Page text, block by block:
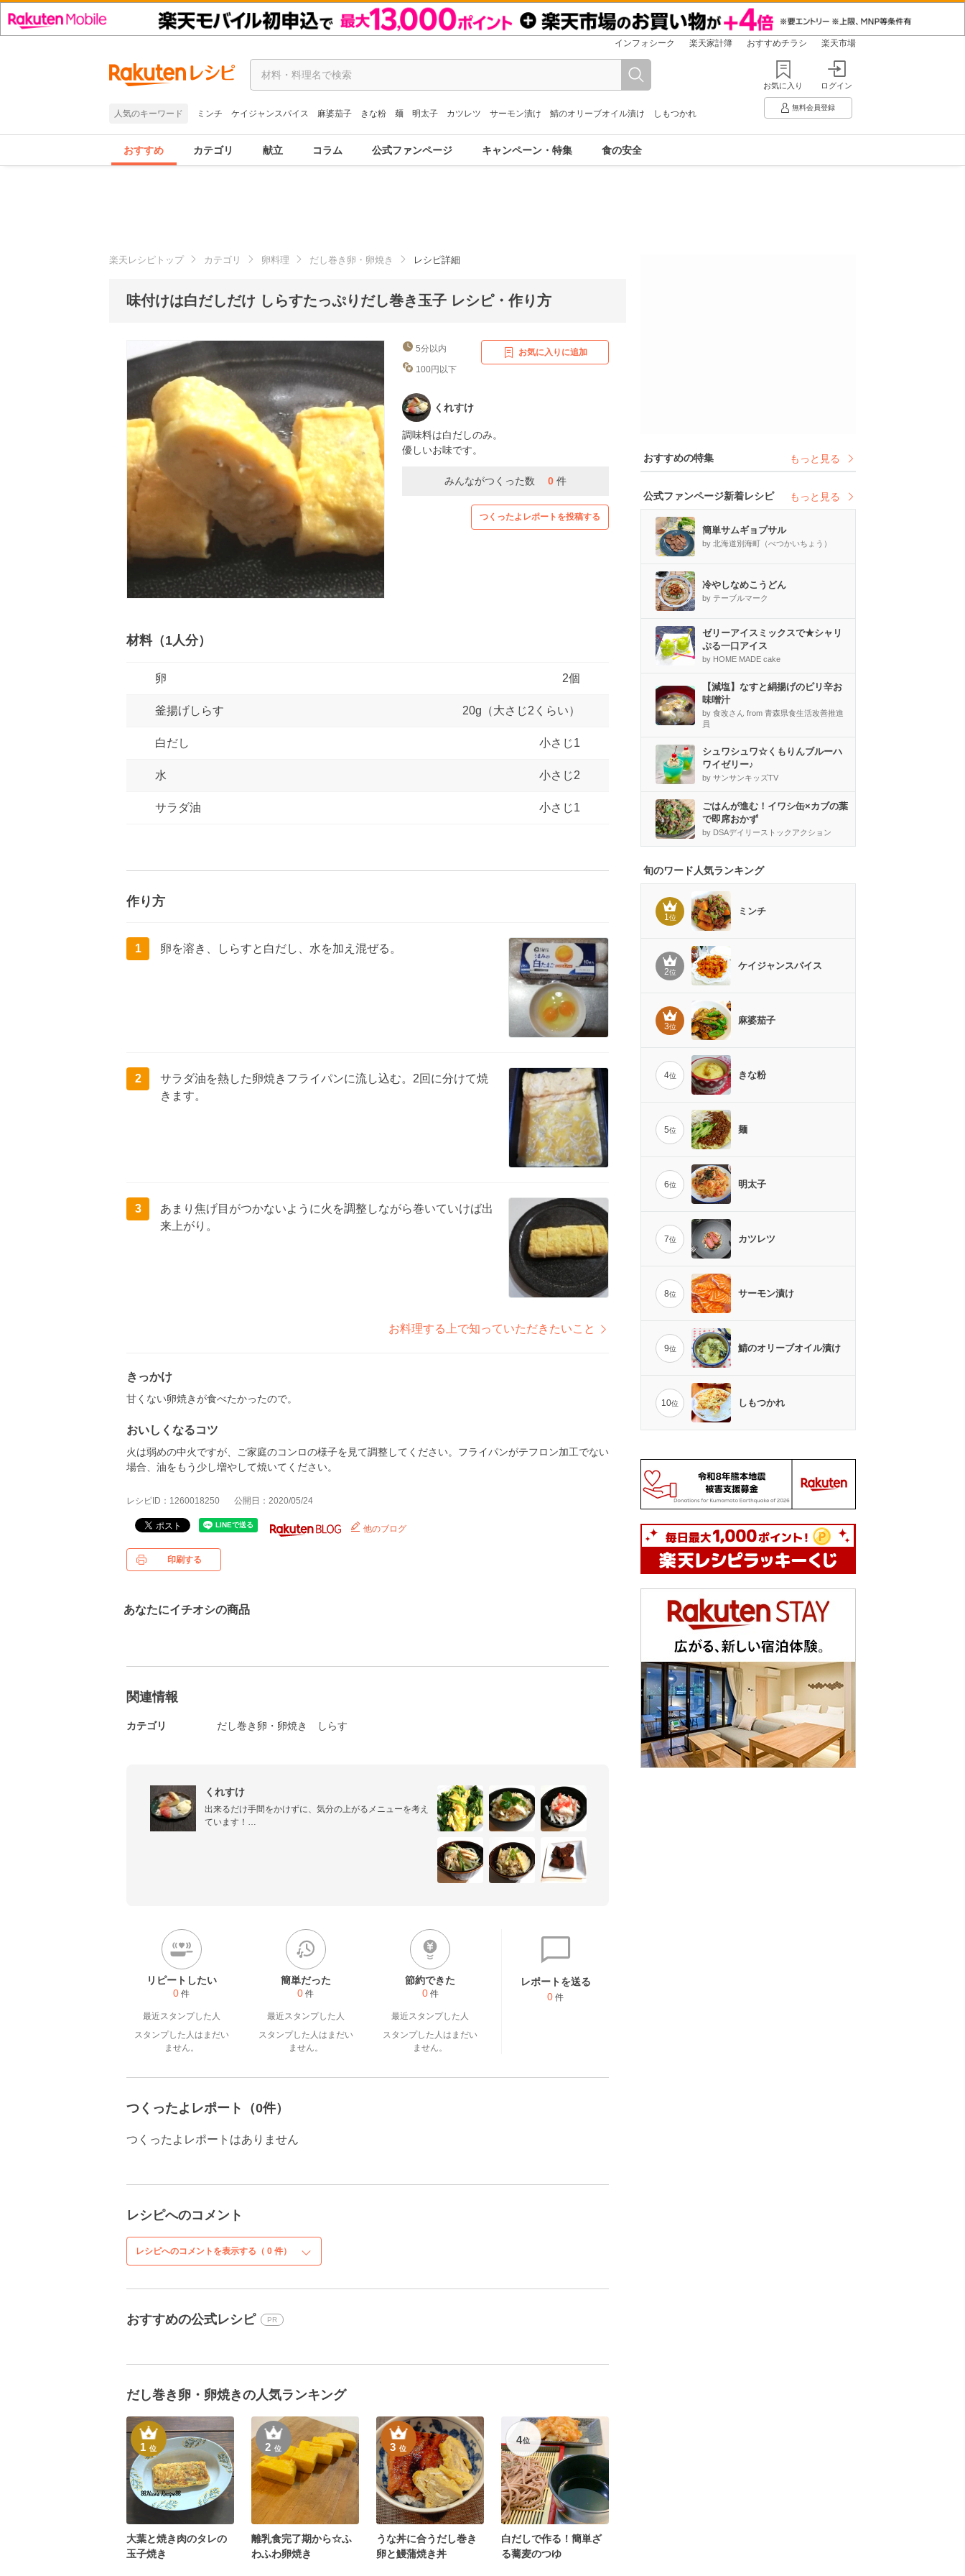
インフォシーク 楽天家計簿 おすすめチラシ 楽天市場
人気のキーワード ミンチ ケイジャンスパイス 麻婆茄子 きな粉 麺 明太子 カツレツ サーモン漬け 鯖のオリーブオイル漬け しもつかれ
お気に入り ログイン
無料会員登録
おすすめ カテゴリ 献立 コラム 公式ファンページ キャンペーン・特集 食の安全
楽天レシピトップ カテゴリ 卵料理 だし巻き卵・卵焼き レシピ詳細
味付けは白だしだけ しらすたっぷりだし巻き玉子 レシピ・作り方
5分以内
100円以下
お気に入りに追加
くれすけ
調味料は白だしのみ。
優しいお味です。
みんながつくった数 0 件
つくったよレポートを投稿する
材料（1人分）
卵 2個
釜揚げしらす 20g（大さじ2くらい）
白だし 小さじ1
水 小さじ2
サラダ油 小さじ1
作り方
1 卵を溶き、しらすと白だし、水を加え混ぜる。
2
サラダ油を熱した卵焼きフライパンに流し込む。2回に分けて焼
きます。
3
あまり焦げ目がつかないように火を調整しながら巻いていけば出
来上がり。
お料理する上で知っていただきたいこと
きっかけ
甘くない卵焼きが食べたかったので。
おいしくなるコツ
火は弱めの中火ですが、ご家庭のコンロの様子を見て調整してください。フライパンがテフロン加工でない
場合、油をもう少し増やして焼いてください。
レシピID：1260018250 公開日：2020/05/24
他のブログ
印刷する
あなたにイチオシの商品
関連情報
カテゴリ だし巻き卵・卵焼き しらす
くれすけ
出来るだけ手間をかけずに、気分の上がるメニューを考え
ています！
リピートしたい
0 件
最近スタンプした人
スタンプした人はまだい
ません。
簡単だった
0 件
最近スタンプした人
スタンプした人はまだい
ません。
節約できた
0 件
最近スタンプした人
スタンプした人はまだい
ません。
レポートを送る
0 件
つくったよレポート（0件）
つくったよレポートはありません
レシピへのコメント
レシピへのコメントを表示する（ 0 件）
おすすめの公式レシピ PR
だし巻き卵・卵焼きの人気ランキング
1位
大葉と焼き肉のタレの
玉子焼き
2位
離乳食完了期から☆ふ
わふわ卵焼き
3位
うな丼に合うだし巻き
卵と鰻蒲焼き丼
4位
白だしで作る！簡単ざ
る蕎麦のつゆ
おすすめの特集 もっと見る
公式ファンページ新着レシピ もっと見る
簡単サムギョプサル
by 北海道別海町（べつかいちょう）
冷やしなめこうどん
by テーブルマーク
ゼリーアイスミックスで★シャリ
ぷる一口アイス
by HOME MADE cake
【減塩】なすと絹揚げのピリ辛お
味噌汁
by 食改さん from 青森県食生活改善推進
員
シュワシュワ☆くもりんブルーハ
ワイゼリー♪
by サンサンキッズTV
ごはんが進む！イワシ缶×カブの葉
で即席おかず
by DSAデイリーストックアクション
旬のワード人気ランキング
1位
ミンチ
2位
ケイジャンスパイス
3位
麻婆茄子
4位 きな粉
5位 麺
6位 明太子
7位 カツレツ
8位 サーモン漬け
9位 鯖のオリーブオイル漬け
10位 しもつかれ